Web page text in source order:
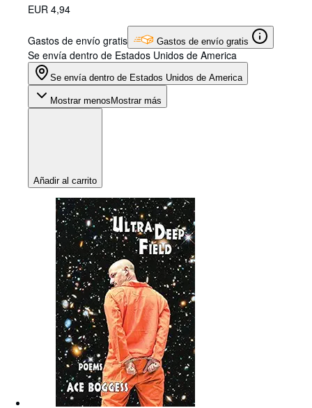
EUR 4,94
Gastos de envío gratis Gastos de envío gratis
Se envía dentro de Estados Unidos de America
Se envía dentro de Estados Unidos de America
Mostrar menos Mostrar más
Añadir al carrito